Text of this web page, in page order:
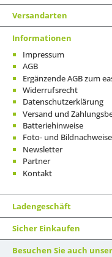
Versandarten
Informationen
Impressum
AGB
Ergänzende AGB zum
Widerrufsrecht
Datenschutzerklärung
Versand und
Batteriehinweise
Foto- und Bildnachweise
Newsletter
Partner
Kontakt
Ladengeschäft
Sicher Einkaufen
Besuchen Sie auch